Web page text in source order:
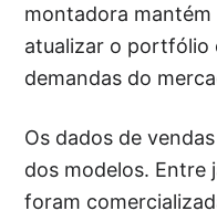
montadora
atualizar o portfólio
demandas do
Os dados de
dos modelos. Entre
foram